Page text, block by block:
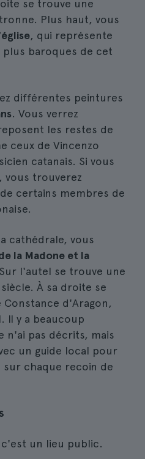
se trouve une
Plus haut, vous
, qui représente
baroques de cet
différentes peintures
. Vous verrez
les restes de
ceux de Vincenzo
catanais. Si vous
vous trouverez
certains membres de
cathédrale, vous
la Madone et la
l'autel se trouve une
À sa droite se
d'Aragon,
Il y a beaucoup
n'ai pas décrits, mais
un guide local pour
chaque recoin de
un lieu public.